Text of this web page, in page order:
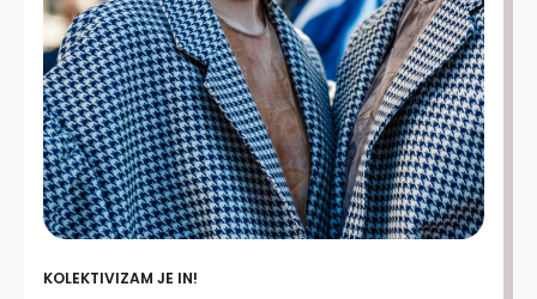
KOLEKTIVIZAM JE IN!